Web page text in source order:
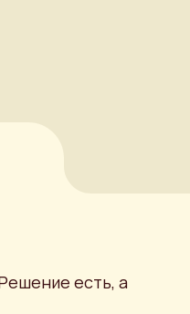
есть, а